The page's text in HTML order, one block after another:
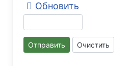
Обновить
Отправить Очистить